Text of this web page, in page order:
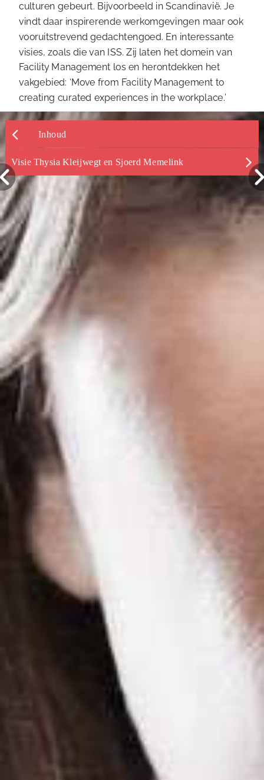
culturen gebeurt. Bijvoorbeeld in Scandinavië. Je
vindt daar inspirerende werkomgevingen maar ook
vooruitstrevend gedachtengoed. En interessante
visies, zoals die van ISS. Zij laten het domein van
Facility Management los en herontdekken het
vakgebied: ‘Move from Facility Management to
creating curated experiences in the workplace.’
Inhoud
Visie Thysia Kleijwegt en Sjoerd Memelink